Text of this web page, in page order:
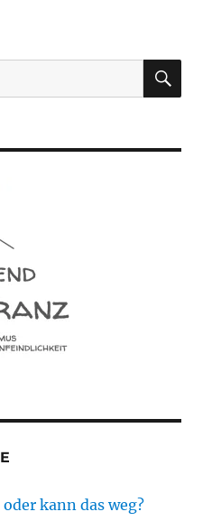
kann das weg?